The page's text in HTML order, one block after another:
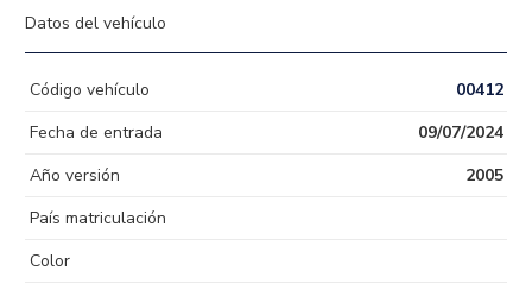
Datos del vehículo
Código vehículo
00412
Fecha de entrada
09/07/2024
Año versión
2005
País matriculación
Color